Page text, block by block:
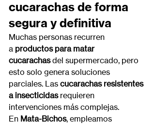
cucarachas de forma
segura y definitiva
Muchas personas recurren
a productos para matar
cucarachas del supermercado, pero
esto solo genera soluciones
parciales. Las cucarachas resistentes
a insecticidas requieren
intervenciones más complejas.
En Mata-Bichos, empleamos